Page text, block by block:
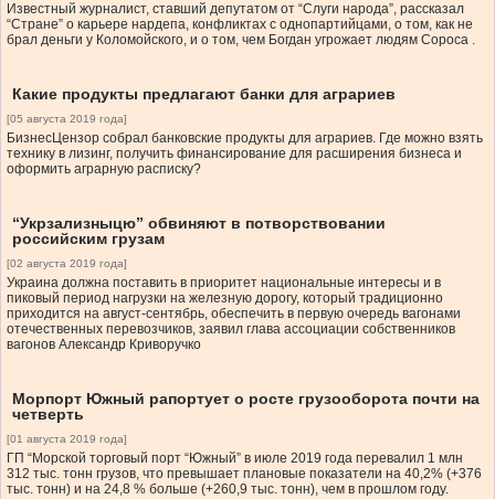
Известный журналист, ставший депутатом от “Слуги народа”, рассказал
“Стране” о карьере нардепа, конфликтах с однопартийцами, о том, как не
брал деньги у Коломойского, и о том, чем Богдан угрожает людям Сороса .
Какие продукты предлагают банки для аграриев
[05 августа 2019 года]
БизнесЦензор собрал банковские продукты для аграриев. Где можно взять
технику в лизинг, получить финансирование для расширения бизнеса и
оформить аграрную расписку?
“Укрзализныцю” обвиняют в потворствовании
российским грузам
[02 августа 2019 года]
Украина должна поставить в приоритет национальные интересы и в
пиковый период нагрузки на железную дорогу, который традиционно
приходится на август-сентябрь, обеспечить в первую очередь вагонами
отечественных перевозчиков, заявил глава ассоциации собственников
вагонов Александр Криворучко
Морпорт Южный рапортует о росте грузооборота почти на
четверть
[01 августа 2019 года]
ГП “Морской торговый порт “Южный” в июле 2019 года перевалил 1 млн
312 тыс. тонн грузов, что превышает плановые показатели на 40,2% (+376
тыс. тонн) и на 24,8 % больше (+260,9 тыс. тонн), чем в прошлом году.